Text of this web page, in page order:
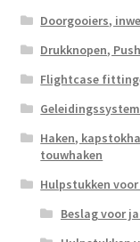
Doorgooiers,
Drukknopen,
Flightcase
Haken,
touwhaken
Hulpstukken
Beslag voor